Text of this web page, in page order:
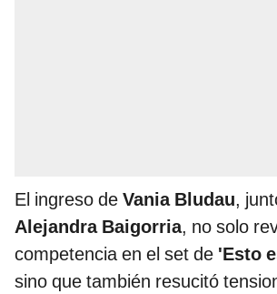
El ingreso de Vania Bludau,
Alejandra Baigorria, no solo
competencia en el set de 'Esto
sino que también resucitó